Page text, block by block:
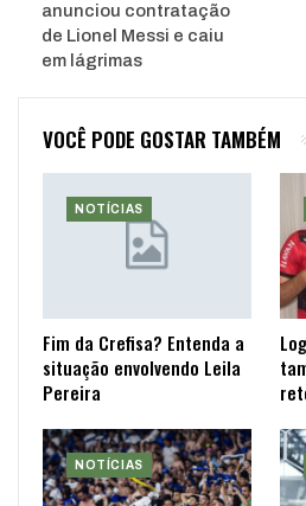
anunciou contratação
de Lionel Messi e caiu
em lágrimas
VOCÊ PODE GOSTAR TAMBÉM
NOTÍCIAS
Fim da Crefisa? Entenda a
situação envolvendo Leila
Pereira
NOTÍCIAS